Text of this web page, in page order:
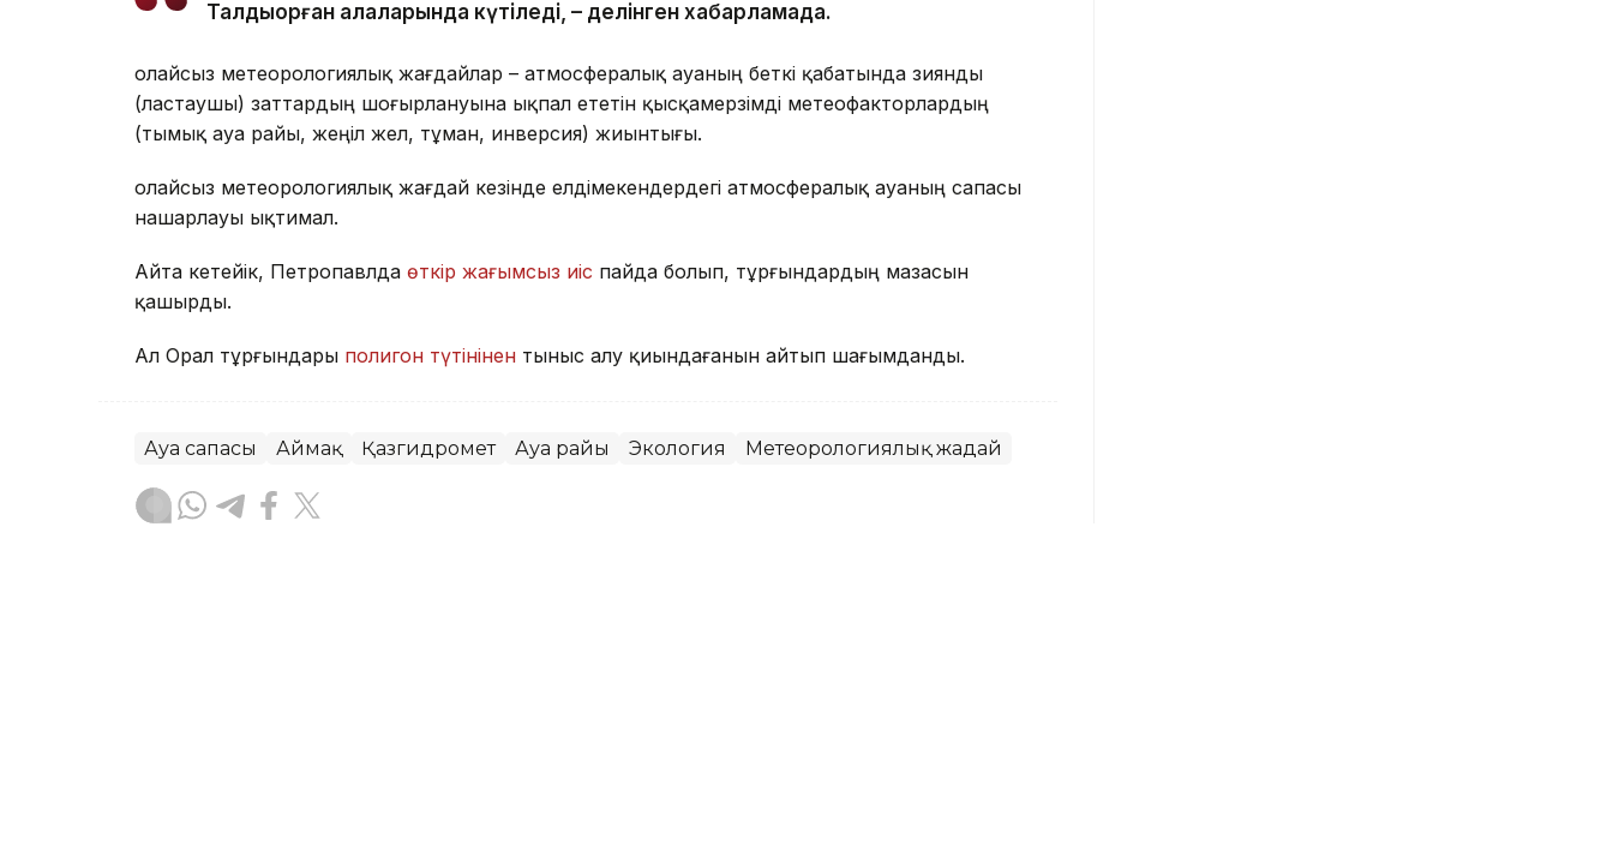
Талдықорған қалаларында күтіледі, – делінген хабарламада.
Қолайсыз метеорологиялық жағдайлар – атмосфералық ауаның беткі қабатында зиянды
(ластаушы) заттардың шоғырлануына ықпал ететін қысқамерзімді метеофакторлардың
(тымық ауа райы, жеңіл жел, тұман, инверсия) жиынтығы.
Қолайсыз метеорологиялық жағдай кезінде елдімекендердегі атмосфералық ауаның сапасы
нашарлауы ықтимал.
Айта кетейік, Петропавлда өткір жағымсыз иіс пайда болып, тұрғындардың мазасын
қашырды.
Ал Орал тұрғындары полигон түтінінен тыныс алу қиындағанын айтып шағымданды.
Ауа сапасы Аймақ Қазгидромет Ауа райы Экология Метеорологиялық жағдай